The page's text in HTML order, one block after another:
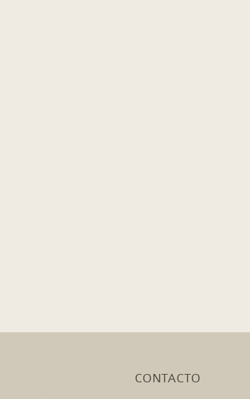
CONTACTO